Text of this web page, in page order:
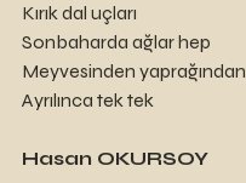
Kırık dal uçları
Sonbaharda ağlar hep
Meyvesinden yaprağından
Ayrılınca tek tek
Hasan OKURSOY